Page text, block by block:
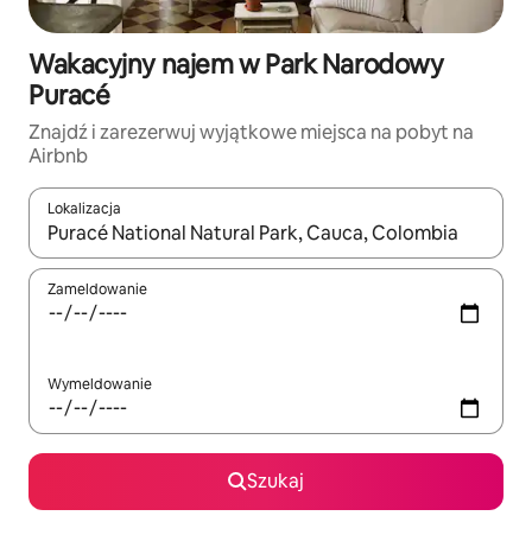
Wakacyjny najem w Park Narodowy
Puracé
Znajdź i zarezerwuj wyjątkowe miejsca na pobyt na
Airbnb
Lokalizacja
Gdy wyniki będą dostępne, możesz poruszać się po nich za
Zameldowanie
Wymeldowanie
Szukaj